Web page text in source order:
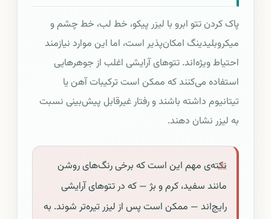
پاک کردن تتو ابرو با لیزر پیکو، خط لب، خط چشم و
میکروبلیدینگ امکان‌پذیر است، اما این موارد نیازمند
احتیاط ویژه‌اند. تتوهای آرایشی اغلب از جوهرهایی
استفاده می‌کنند که ممکن است ترکیبات آهن یا
تیتانیوم داشته باشند و رفتار غیرقابل پیش‌بینی نسبت
به لیزر نشان دهند.
نکته‌ی مهم این است که برخی رنگ‌های روشن
مانند سفید، کرم و بژ — که در تتوهای آرایشی
رایج‌اند — ممکن است پس از لیزر تیره‌تر شوند. به